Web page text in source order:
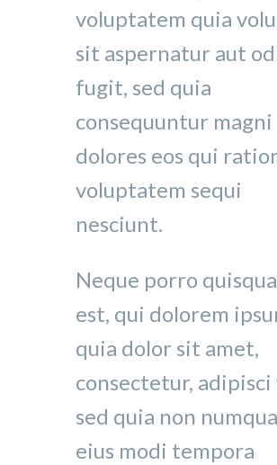
voluptatem quia
sit aspernatur aut
fugit, sed quia
consequuntur magni
dolores eos qui
voluptatem sequi
nesciunt.
Neque porro
est, qui dolorem
quia dolor sit amet,
consectetur,
sed quia non
eius modi tempora